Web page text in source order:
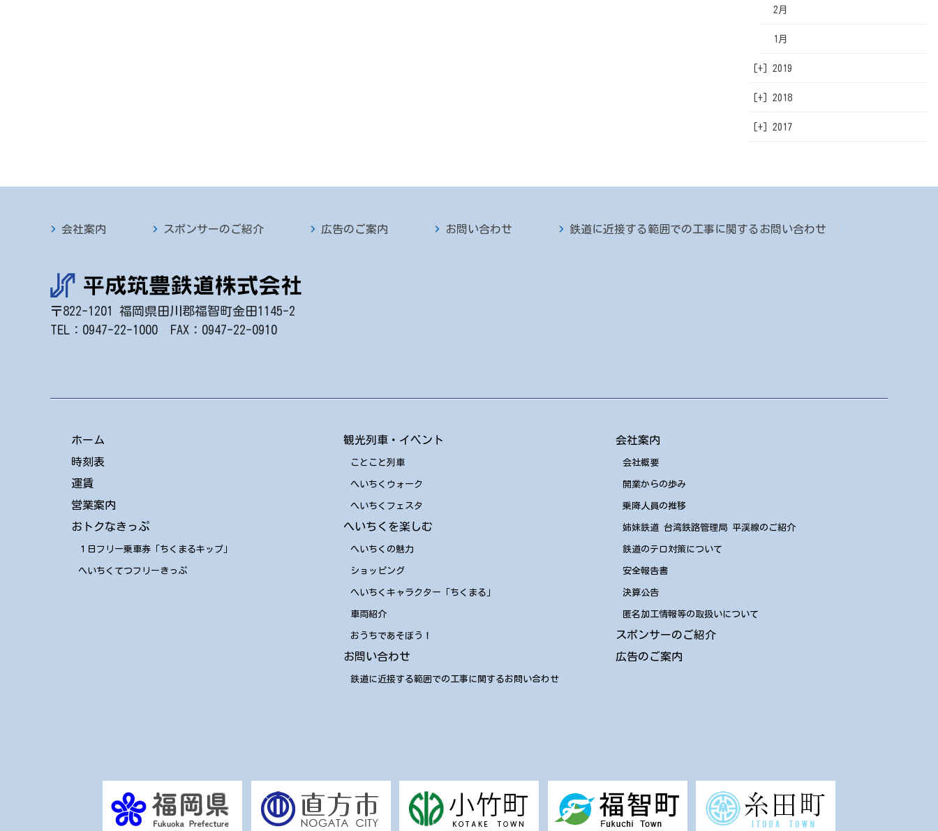
1月
2月
1月
[+] 2019
12月
11月
9月
[+] 2018
12月
10月
[+] 2017
11月
会社案内 スポンサーのご紹介 広告のご案内 お問い合わせ 鉄道に近接する範囲での工事に関するお問い合わせ
〒822-1201 福岡県田川郡福智町金田1145-2
TEL：0947-22-1000 FAX：0947-22-0910
ホーム
時刻表
運賃
営業案内
おトクなきっぷ
１日フリー乗車券「ちくまるキップ」
へいちくてつフリーきっぷ
観光列車・イベント
ことこと列車
へいちくウォーク
へいちくフェスタ
へいちくを楽しむ
へいちくの魅力
ショッピング
へいちくキャラクター「ちくまる」
車両紹介
おうちであそぼう！
お問い合わせ
鉄道に近接する範囲での工事に関するお問い合わせ
会社案内
会社概要
開業からの歩み
乗降人員の推移
姉妹鉄道 台湾鉄路管理局 平渓線のご紹介
鉄道のテロ対策について
安全報告書
決算公告
匿名加工情報等の取扱いについて
スポンサーのご紹介
広告のご案内